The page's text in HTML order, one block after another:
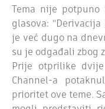
Tema nije
glasova: “Derivacija
je već dugo na
su je odgađali zbog
Prije otprilike
Channel-a
prioritet ove teme.